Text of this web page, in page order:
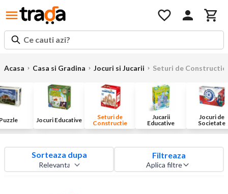
Ce cauti azi?
Acasa Casa si Gradina Jocuri si Jucarii Seturi de Constructie
Jocuri Educative
Seturi de
Constructie
Jucarii
Educative
Jocuri de
Societate
Sorteaza dupa Filtreaza
Aplica filtre